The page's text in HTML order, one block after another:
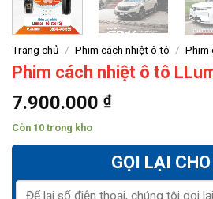
Trang chủ / Phim cách nhiệt ô tô / Phim
Phim cách nhiệt ô tô
7.900.000 ₫
Còn 10 trong kho
GỌI LẠI